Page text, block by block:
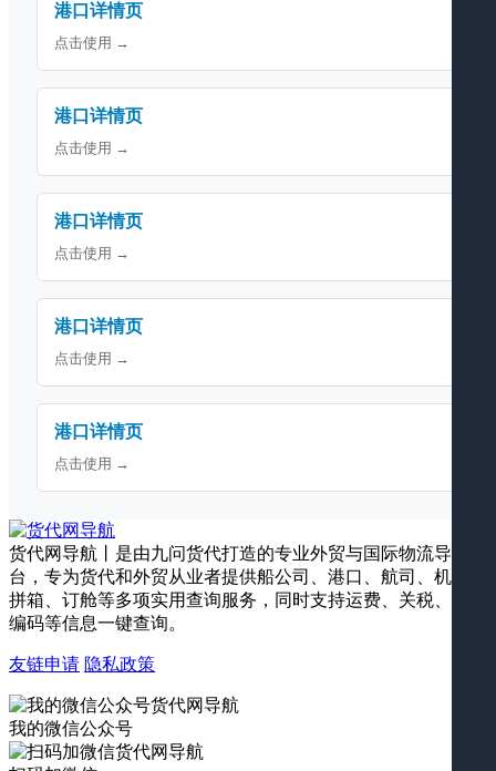
港口详情页
点击使用 →
港口详情页
点击使用 →
港口详情页
点击使用 →
港口详情页
点击使用 →
港口详情页
点击使用 →
货代网导航丨是由九问货代打造的专业外贸与国际物流导航平
台，专为货代和外贸从业者提供船公司、港口、航司、机场、
拼箱、订舱等多项实用查询服务，同时支持运费、关税、海关
编码等信息一键查询。
友链申请 隐私政策
我的微信公众号